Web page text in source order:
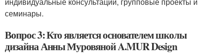
семинары.
Вопрос 3: Кто является основателем школы
дизайна Анны Муровяной A.MUR Design